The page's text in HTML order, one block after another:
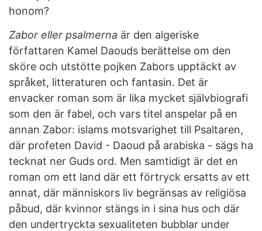
honom?
Zabor eller psalmerna är den algeriske
författaren Kamel Daouds berättelse om den
sköre och utstötte pojken Zabors upptäckt av
språket, litteraturen och fantasin. Det är
envacker roman som är lika mycket självbiografi
som den är fabel, och vars titel anspelar på en
annan Zabor: islams motsvarighet till Psaltaren,
där profeten David - Daoud på arabiska - sägs ha
tecknat ner Guds ord. Men samtidigt är det en
roman om ett land där ett förtryck ersatts av ett
annat, där människors liv begränsas av religiösa
påbud, där kvinnor stängs in i sina hus och där
den undertryckta sexualiteten bubblar under